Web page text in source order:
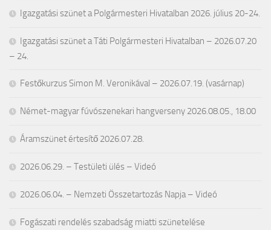
Igazgatási szünet a Polgármesteri Hivatalban 2026. július 20-24.
Igazgatási szünet a Táti Polgármesteri Hivatalban – 2026.07.20
– 24.
Festőkurzus Simon M. Veronikával – 2026.07.19. (vasárnap)
Német-magyar fúvószenekari hangverseny 2026.08.05., 18.00
Áramszünet értesítő 2026.07.28.
2026.06.29. – Testületi ülés – Videó
2026.06.04. – Nemzeti Összetartozás Napja – Videó
Fogászati rendelés szabadság miatti szünetelése